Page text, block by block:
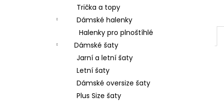
Trička a topy
Dámské halenky
Halenky pro plnoštíhlé
Dámské šaty
Jarní a letní šaty
Letní šaty
Dámské oversize šaty
Plus Size šaty